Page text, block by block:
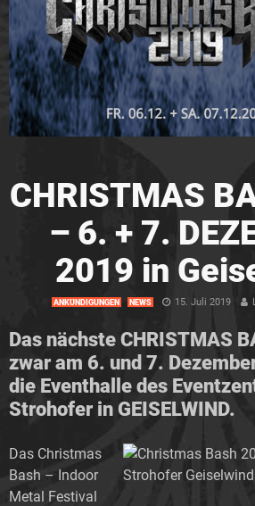
CHRISTMAS
– 6. + 7.
2019 in
ANKÜNDIGUNGEN NEWS 15. Juli 2019
Das nächste CHRISTMAS
zwar am 6. und 7.
die Eventhalle des
Strohofer in GEISELWIND.
Das Christmas
Bash – Indoor
Metal Festival